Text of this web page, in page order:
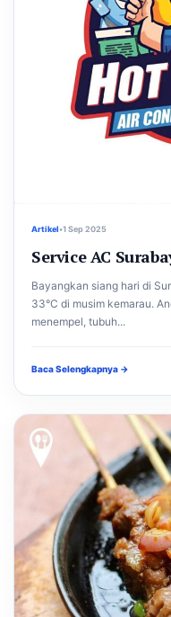
Artikel•1 Sep 2025
Service AC
Bayangkan siang hari di
33°C di musim kemarau.
menempel, tubuh...
Baca Selengkapnya →